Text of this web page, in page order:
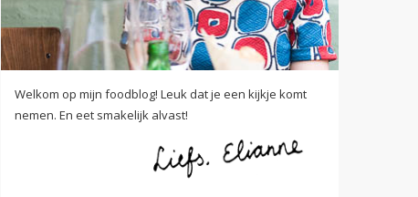
Welkom op mijn foodblog! Leuk dat je een kijkje komt
nemen. En eet smakelijk alvast!